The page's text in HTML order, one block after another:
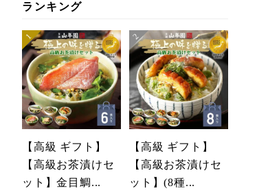
ランキング
【高級 ギフト】
【高級お茶漬けセ
ット】金目鯛...
【高級 ギフト】
【高級お茶漬けセ
ット】(8種...